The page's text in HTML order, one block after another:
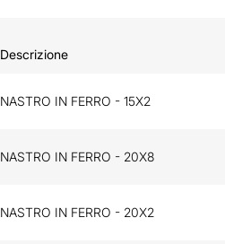
Descrizione
NASTRO IN FERRO - 15X2
NASTRO IN FERRO - 20X8
NASTRO IN FERRO - 20X2